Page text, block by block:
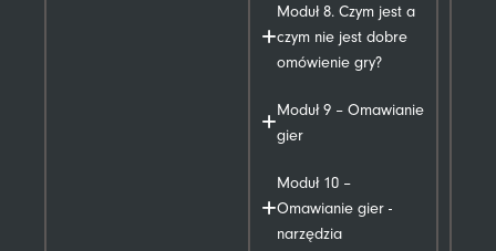
Moduł 8. Czym jest a
czym nie jest dobre
omówienie gry?
Moduł 9 – Omawianie
gier
Moduł 10 –
Omawianie gier -
narzędzia